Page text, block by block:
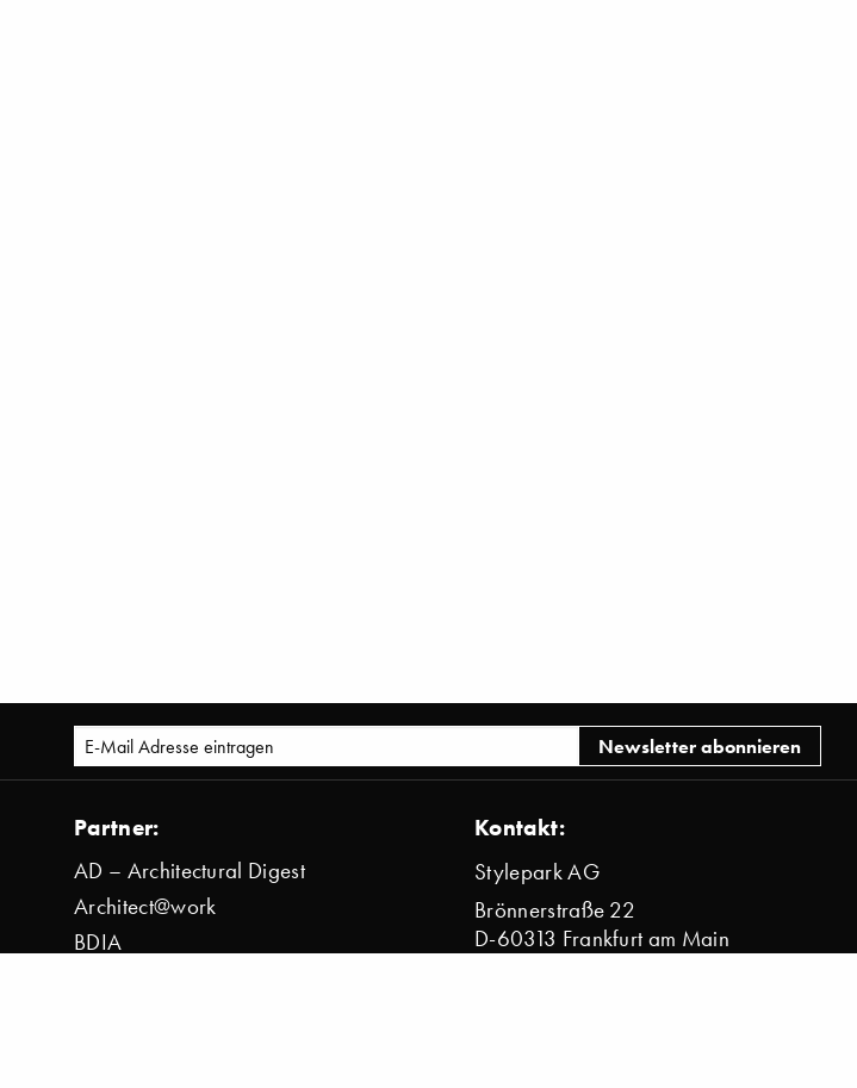
Partner:
AD – Architectural Digest
Architect@work
BDIA
Kontakt:
Stylepark AG
Brönnerstraße 22
D-60313 Frankfurt am Main